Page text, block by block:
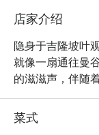
店家介绍
隐身于吉隆坡叶
就像一扇通往曼
的滋滋声，伴随
的香气。这家备
理，完美捕捉了
情洋溢，风味浓
菜式